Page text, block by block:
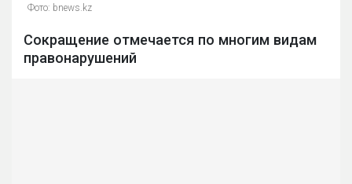
Фото: bnews.kz
Сокращение отмечается по многим видам
правонарушений